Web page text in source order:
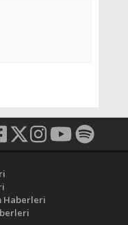
Haberleri